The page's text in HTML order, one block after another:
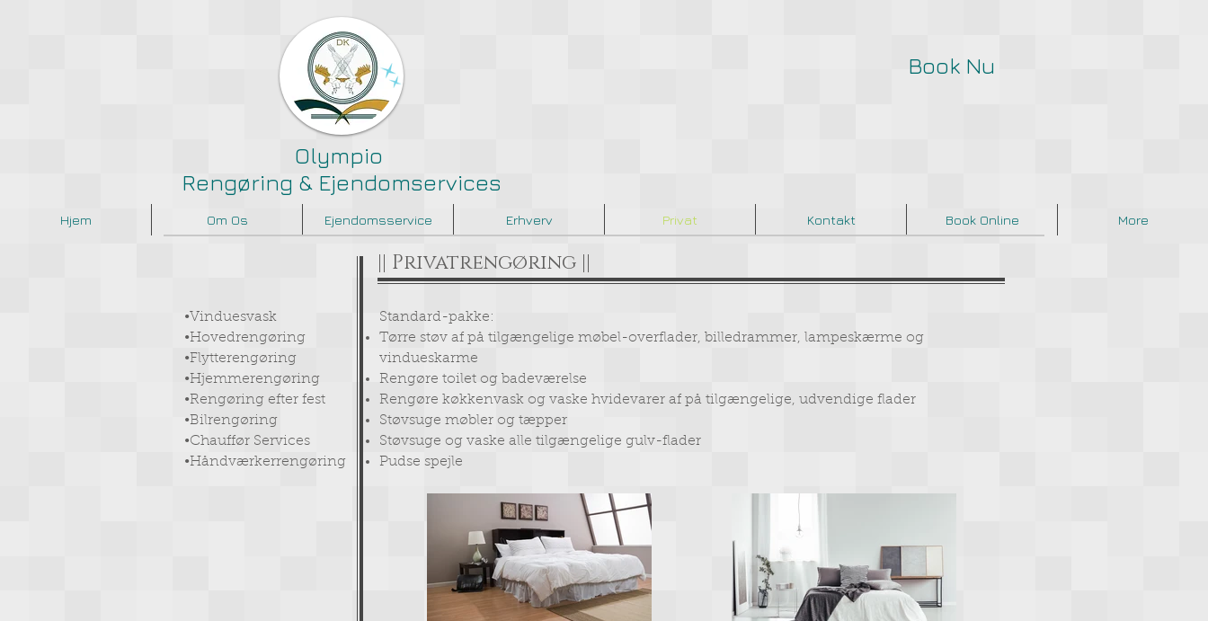
Book Nu
Olympio
Rengøring & Ejendomservices
Hjem Om Os Ejendomsservice Erhverv Privat Kontakt Book Online More
|| Privatrengøring ||
•Vinduesvask
•Hovedrengøring
•Flytterengøring
•Hjemmerengøring
•Rengøring efter fest
•Bilrengøring
•Chauffør Services
•Håndværkerrengøring
Standard-pakke:
Tørre støv af på tilgængelige møbel-overflader, billedrammer, lampeskærme og
vindueskarme
Rengøre toilet og badeværelse
Rengøre køkkenvask og vaske hvidevarer af på tilgængelige, udvendige flader
Støvsuge møbler og tæpper
Støvsuge og vaske alle tilgængelige gulv-flader
Pudse spejle